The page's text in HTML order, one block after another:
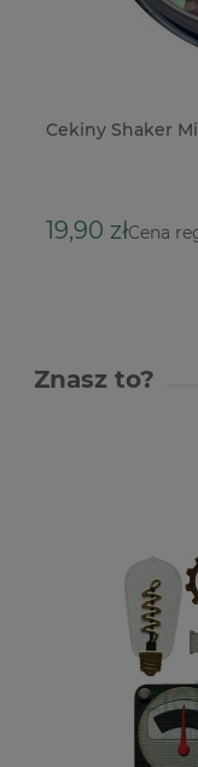
Cekiny Shaker
19,90 złCena
Znasz to?